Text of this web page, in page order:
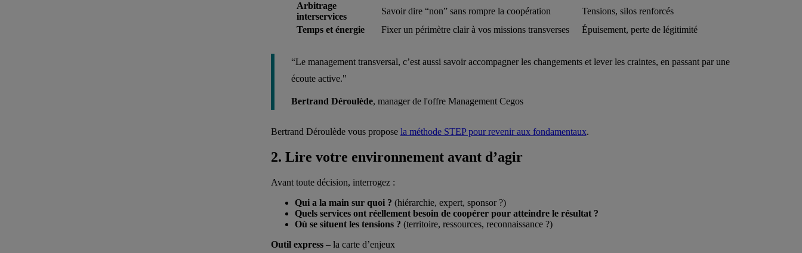
Arbitrage
interservices
Savoir dire “non” sans rompre la coopération
Tensions, silos renforcés
Temps et énergie
Fixer un périmètre clair à vos missions transverses Épuisement, perte de légitimité
“Le management transversal, c’est aussi savoir accompagner les changements et lever les craintes, en passant par une
écoute active."
Bertrand Déroulède, manager de l'offre Management Cegos
Bertrand Déroulède vous propose la méthode STEP pour revenir aux fondamentaux.
2. Lire votre environnement avant d’agir
Avant toute décision, interrogez :
Qui a la main sur quoi ? (hiérarchie, expert, sponsor ?)
Quels services ont réellement besoin de coopérer pour atteindre le résultat ?
Où se situent les tensions ? (territoire, ressources, reconnaissance ?)
Outil express– la carte d’enjeux